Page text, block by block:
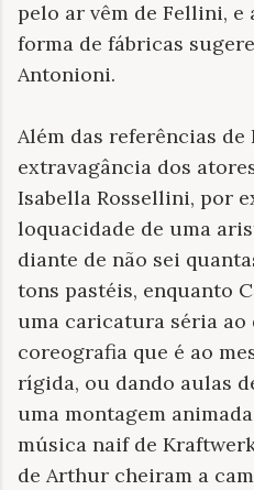
pelo ar vêm de Fellini, e
forma de fábricas
Antonioni.
Além das referências de
extravagância dos
Isabella Rossellini, por
loquacidade de uma
diante de não sei
tons pastéis, enquanto
uma caricatura séria ao
coreografia que é ao
rígida, ou dando aulas
uma montagem
música naif de
de Arthur cheiram a